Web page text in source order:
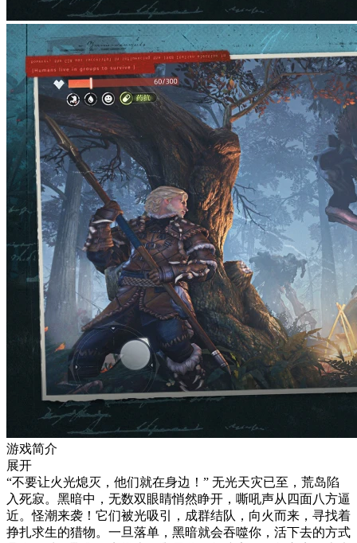
游戏简介
展开
“不要让火光熄灭，他们就在身边！” 无光天灾已至，荒岛陷
入死寂。黑暗中，无数双眼睛悄然睁开，嘶吼声从四面八方逼
近。怪潮来袭！它们被光吸引，成群结队，向火而来，寻找着
挣扎求生的猎物。一旦落单，黑暗就会吞噬你，活下去的方式